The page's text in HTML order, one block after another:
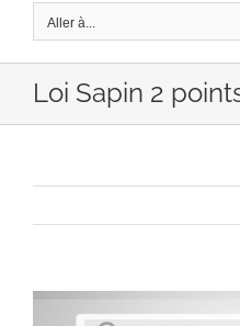
Aller à...
Loi Sapin 2